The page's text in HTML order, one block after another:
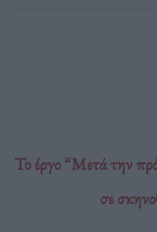
Το έργο “Μετά την
σε